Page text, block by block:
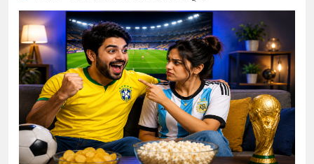
অত্যাচারের ছবি যেন আর তুলতে না
আলাল
‘গুলশানের চামেলি’তে ভিন্ন রূপে
যৌনকর্মীর দালাল চরিত্রে
সারজিস-পাটোয়ারীসহ ১০ জনের